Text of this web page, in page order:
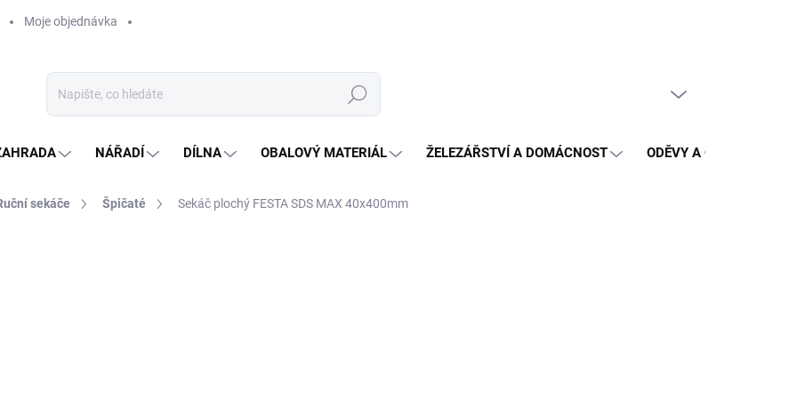
Moje objednávka
Hledat
NÁŘADÍ DÍLNA OBALOVÝ MATERIÁL ŽELEZÁŘSTVÍ A DOMÁCNOST ODĚVY A OCHRANA
sekáče Špičaté Sekáč plochý FESTA SDS MAX 40x400mm